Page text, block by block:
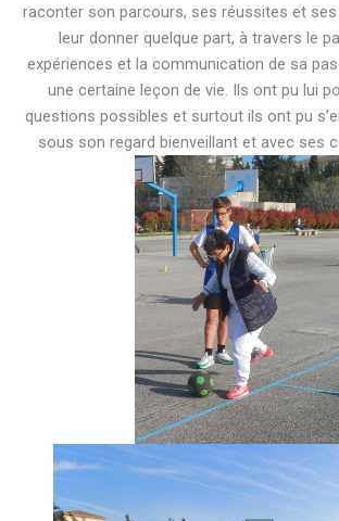
raconter son parcours, ses réussites et
leur donner quelque part, à travers le
expériences et la communication de sa
une certaine leçon de vie. Ils ont pu lui
questions possibles et surtout ils ont pu
sous son regard bienveillant et avec ses